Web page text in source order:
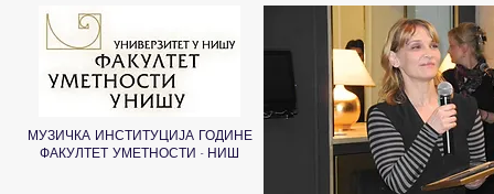
МУЗИЧКА ИНСТИТУЦИЈА ГОДИНЕ
ФАКУЛТЕТ УМЕТНОСТИ - НИШ